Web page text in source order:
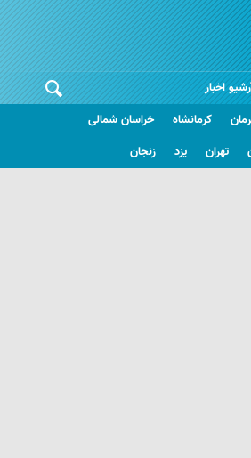
کرمانشاه
خراسان شمالی
تهران یزد زنجان
اخبار